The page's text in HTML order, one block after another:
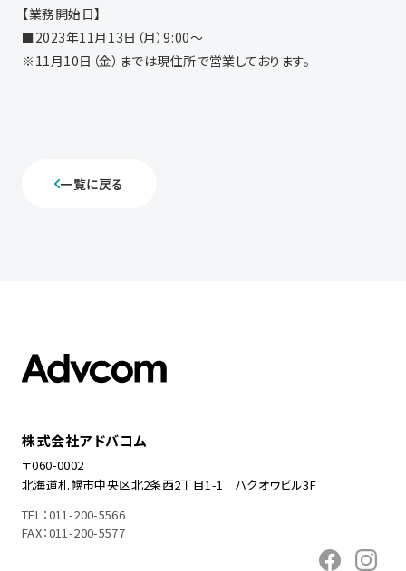
【業務開始日】
■2023年11月13日（月）9:00〜
※11月10日（金）までは現住所で営業しております。
一覧に戻る
株式会社アドバコム
〒060-0002
北海道札幌市中央区北2条西2丁目1-1 ハクオウビル3F
TEL：011-200-5566
FAX：011-200-5577